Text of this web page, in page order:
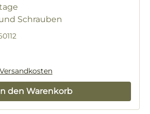
Schrauben
den Warenkorb